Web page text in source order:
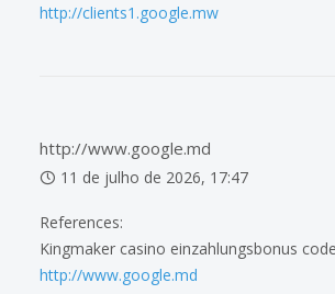
http://clients1.google.mw
http://www.google.md
11 de julho de 2026, 17:47
References:
Kingmaker casino einzahlungsbonus
http://www.google.md